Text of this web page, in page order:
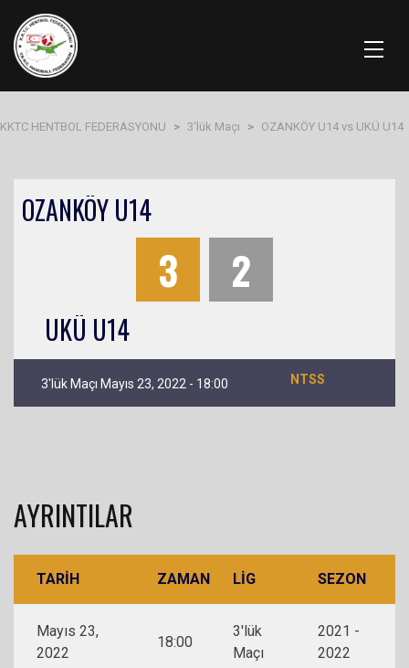
KKTC HENTBOL FEDERASYONU > 3'lük Maçı > OZANKÖY U14 vs UKÜ U14
OZANKÖY U14
3 2
UKÜ U14
3'lük Maçı Mayıs 23, 2022 - 18:00 NTSS
AYRINTILAR
TARIH ZAMAN LIG SEZON
Mayıs 23,
2022
18:00
3'lük
Maçı
2021 -
2022